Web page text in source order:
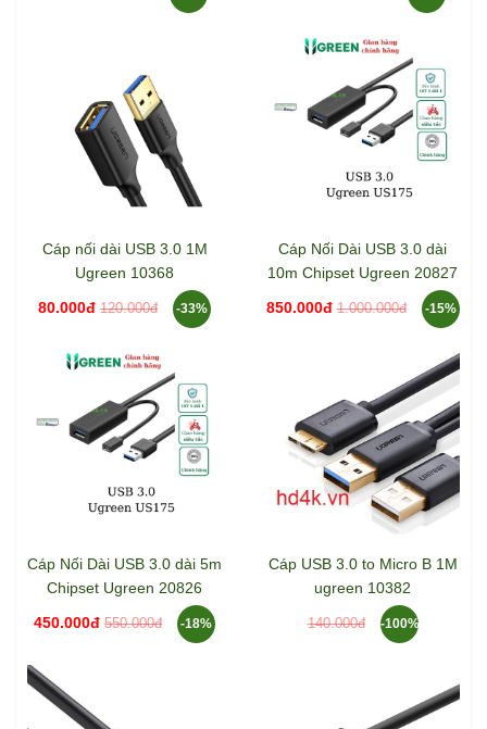
Cáp nối dài USB 3.0 1M
Ugreen 10368
80.000đ 120.000đ -33%
Cáp Nối Dài USB 3.0 dài
10m Chipset Ugreen 20827
850.000đ 1.000.000đ -15%
Cáp Nối Dài USB 3.0 dài 5m
Chipset Ugreen 20826
450.000đ 550.000đ -18%
Cáp USB 3.0 to Micro B 1M
ugreen 10382
140.000đ -100%